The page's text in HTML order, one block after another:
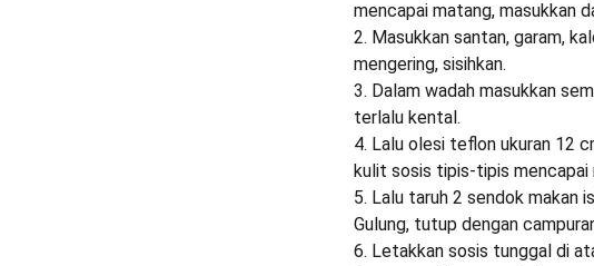
mencapai matang, masukkan
2. Masukkan santan, garam,
mengering, sisihkan.
3. Dalam wadah masukkan
terlalu kental.
4. Lalu olesi teflon ukuran 12
kulit sosis tipis-tipis mencapai
5. Lalu taruh 2 sendok makan
Gulung, tutup dengan
6. Letakkan sosis tunggal di